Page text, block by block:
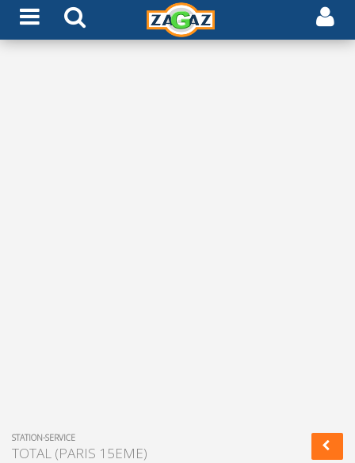
STATION-SERVICE
TOTAL (PARIS 15EME)